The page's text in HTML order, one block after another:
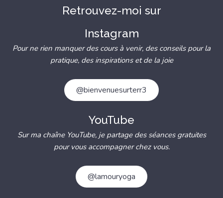
Retrouvez-moi sur
Instagram
Pour ne rien manquer des cours à venir, des conseils pour la
pratique, des inspirations et de la joie
@bienvenuesurterr3
YouTube
Sur ma chaîne YouTube, je partage des séances gratuites
pour vous accompagner chez vous.
@lamouryoga